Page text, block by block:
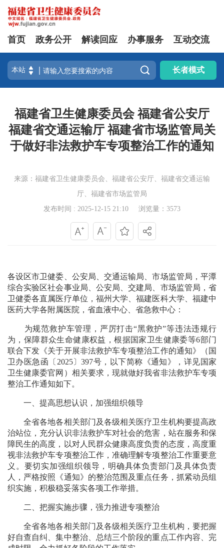
首页 政务公开 解读回应 办事服务 互动交流
 长者模式
福建省卫生健康委员会 福建省公安厅
福建省交通运输厅 福建省市场监管局关
于做好非法救护车专项整治工作的通知
来源：福建省卫生健康委员会、福建省公安厅、福建省交通运输
厅、福建省市场监管局
发布时间 : 2025-12-15 21:10
浏览量：3573
各设区市卫健委、公安局、交通运输局、市场监管局，平潭
综合实验区社会事业局、公安局、交建局、市场监管局，省
卫健委各直属医疗单位，福州大学、福建医科大学、福建中
医药大学各附属医院，省血液中心、省急救中心：
为规范救护车管理，严厉打击“黑救护”等违法违规行
为，保障群众生命健康权益，根据国家卫生健康委等6部门
联合下发《关于开展非法救护车专项整治工作的通知》（国
卫办医急函〔2025〕397号，以下简称《通知》，详见国家
卫生健康委官网）相关要求，现就做好我省非法救护车专项
整治工作通知如下。
一、提高思想认识，加强组织领导
全省各地各相关部门及各级相关医疗卫生机构要提高政
治站位，充分认识非法救护车对社会的危害，站在服务和保
障民生的高度，以对人民群众健康高度负责的态度，高度重
视非法救护车专项整治工作，准确理解专项整治工作重要意
义。要切实加强组织领导，明确具体负责部门及具体负责
人，严格按照《通知》的整治范围及重点任务，抓紧动员组
织实施，积极稳妥落实各项工作举措。
二、把握实施步骤，强力推进专项整治
全省各地各相关部门及各级相关医疗卫生机构，要把握
好自查自纠、集中整治、总结三个阶段的重点工作内容、完